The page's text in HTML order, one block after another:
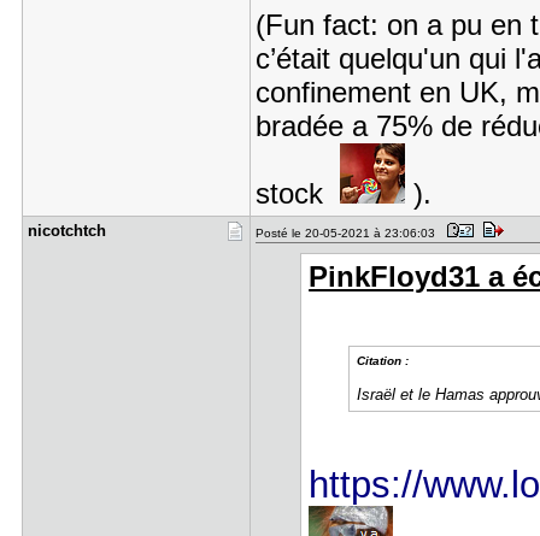
(Fun fact: on a pu en
c’était quelqu'un qui
confinement en UK,
bradée a 75% de
stock ).
nicotchtch Posté le 20-05-2021 à 23:06:03
PinkFloyd31 a
Citation :
Israël et le Hamas
https://